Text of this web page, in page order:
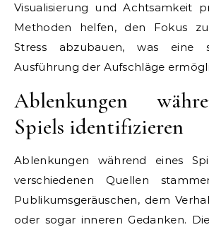
Visualisierung und Achtsamkeit
Methoden helfen, den Fokus
Stress abzubauen, was eine
Ausführung der Aufschläge
Ablenkungen
Spiels identifizieren
Ablenkungen während eines
verschiedenen Quellen
Publikumsgeräuschen, dem
oder sogar inneren Gedanken.